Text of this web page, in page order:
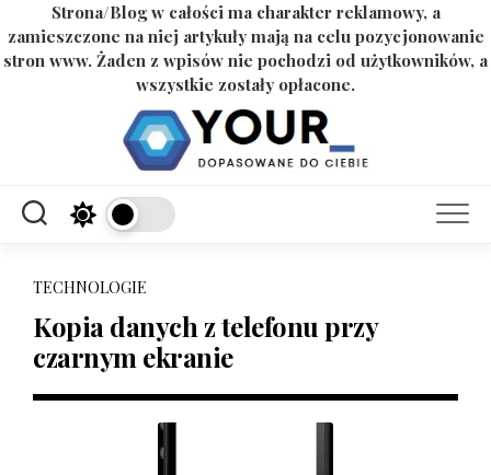
Strona/Blog w całości ma charakter reklamowy, a
zamieszczone na niej artykuły mają na celu pozycjonowanie
stron www. Żaden z wpisów nie pochodzi od użytkowników, a
wszystkie zostały opłacone.
TECHNOLOGIE
Kopia danych z telefonu przy
czarnym ekranie